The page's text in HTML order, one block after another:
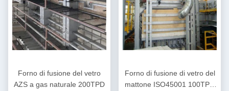
Forno di fusione del vetro
AZS a gas naturale 200TPD
Forno di fusione di vetro del
mattone ISO45001 100TPD